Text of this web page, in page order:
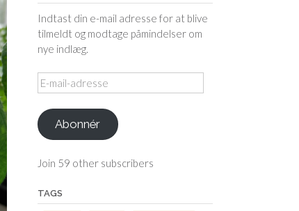
Indtast din e-mail adresse for at blive
tilmeldt og modtage påmindelser om
nye indlæg.
E-
mail-
adresse
Abonnér
Join 59 other subscribers
TAGS